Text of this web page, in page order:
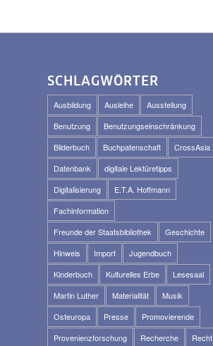
SCHLAGWÖRTER
Ausbildung Ausleihe
Ausstellung
Benutzung
Benutzungseinschränkung
Bilderbuch
Buchpatenschaft
CrossAsia
Datenbank
digitale Lektüretipps
Digitalisierung
E.T.A. Hoffmann
Fachinformation
Freunde der Staatsbibliothek
Geschichte
Hinweis
Import
Jugendbuch
Kinderbuch
Kulturelles Erbe
Lesesaal
Martin Luther
Materialität
Musik
Osteuropa
Presse
Promovierende
Provenienzforschung
Recherche Recht